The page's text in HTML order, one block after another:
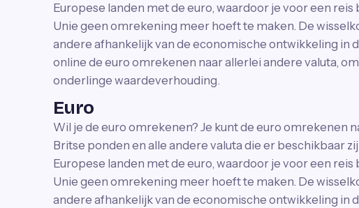
Europese landen met de euro, waardoor je voor een
Unie geen omrekening meer hoeft te maken. De
andere afhankelijk van de economische ontwikkeling in
online de euro omrekenen naar allerlei andere valuta,
onderlinge waardeverhouding.
Euro
Wil je de euro omrekenen? Je kunt de euro omrekenen
Britse ponden en alle andere valuta die er beschikbaar
Europese landen met de euro, waardoor je voor een
Unie geen omrekening meer hoeft te maken. De
andere afhankelijk van de economische ontwikkeling in